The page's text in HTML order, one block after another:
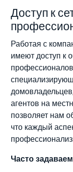
Доступ к
Работая с
имеют доступ к
агентов на
позволяет нам
что каждый
Часто